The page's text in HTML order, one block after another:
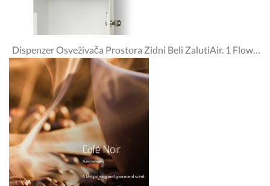
Dispenzer Osveživača Prostora Zidni Beli ZalutiAir. 1 Flow & Zaluti